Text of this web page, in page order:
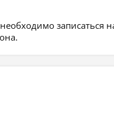
записаться